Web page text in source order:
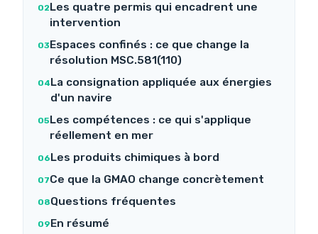
Les quatre permis qui encadrent une
intervention
Espaces confinés : ce que change la
résolution MSC.581(110)
La consignation appliquée aux énergies
d'un navire
Les compétences : ce qui s'applique
réellement en mer
Les produits chimiques à bord
Ce que la GMAO change concrètement
Questions fréquentes
En résumé